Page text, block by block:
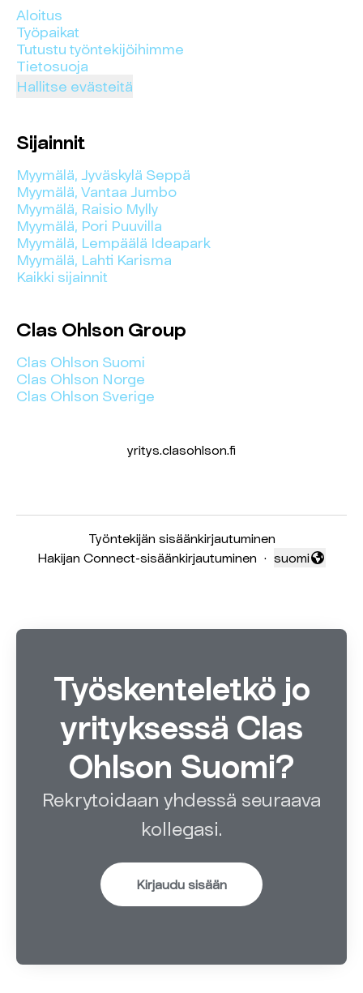
Aloitus
Työpaikat
Tutustu työntekijöihimme
Tietosuoja
Hallitse evästeitä
Sijainnit
Myymälä, Jyväskylä Seppä
Myymälä, Vantaa Jumbo
Myymälä, Raisio Mylly
Myymälä, Pori Puuvilla
Myymälä, Lempäälä Ideapark
Myymälä, Lahti Karisma
Kaikki sijainnit
Clas Ohlson Group
Clas Ohlson Suomi
Clas Ohlson Norge
Clas Ohlson Sverige
yritys.clasohlson.fi
Työntekijän sisäänkirjautuminen
Hakijan Connect-sisäänkirjautuminen ·
Vaihda kieli
suomi
Työskenteletkö jo
yrityksessä Clas
Ohlson Suomi?
Rekrytoidaan yhdessä seuraava
kollegasi.
Kirjaudu sisään